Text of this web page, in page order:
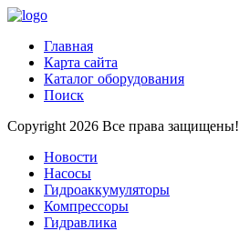
Главная
Карта сайта
Каталог оборудования
Поиск
Copyright 2026 Все права защищены!
Новости
Насосы
Гидроаккумуляторы
Компрессоры
Гидравлика